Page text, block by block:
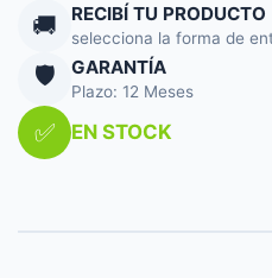
RJ-
45
ETHERNET
GIGABIT
cantidad
🚚 RECIBÍ TU PRODUCTO
selecciona la forma de
🛡️ GARANTÍA
Plazo: 12 Meses
✅ EN STOCK